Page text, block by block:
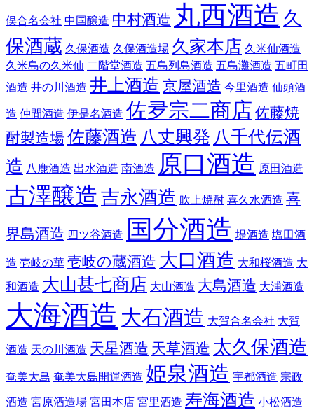
俣合名会社 中国醸造 中村酒造 丸西酒造 久
保酒蔵 久保酒造 久保酒造場 久家本店 久米仙酒造
久米島の久米仙 二階堂酒造 五島列島酒造 五島灘酒造 五町田
酒造 井の川酒造 井上酒造 京屋酒造 今里酒造 仙頭酒
造 仲間酒造 伊是名酒造 佐夛宗二商店 佐藤焼
酎製造場佐藤酒造 八丈興発 八千代伝酒
造 八鹿酒造 出水酒造 南酒造 原口酒造 原田酒造
古澤醸造 吉永酒造 吹上焼酎 喜久水酒造 喜
界島酒造 四ツ谷酒造 国分酒造 堤酒造 塩田酒
造 壱岐の華 壱岐の蔵酒造 大口酒造 大和桜酒造 大
和酒造 大山甚七商店 大山酒造 大島酒造 大浦酒造
大海酒造 大石酒造 大賀合名会社 大賀
酒造 天の川酒造 天星酒造 天草酒造 太久保酒造
奄美大島 奄美大島開運酒造 姫泉酒造 宇都酒造 宗政
酒造 宮原酒造場 宮田本店 宮里酒造 寿海酒造 小松酒造